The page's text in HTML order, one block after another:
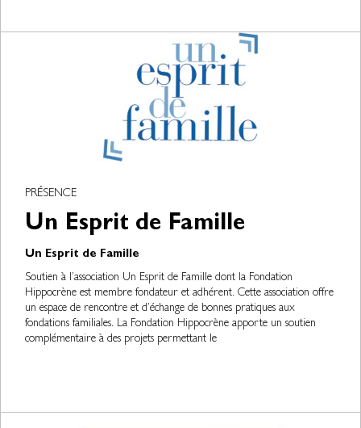
PRÉSENCE
Un Esprit de Famille
Un Esprit de Famille
Soutien à l’association Un Esprit de Famille dont la Fondation
Hippocrène est membre fondateur et adhérent. Cette association offre
un espace de rencontre et d’échange de bonnes pratiques aux
fondations familiales. La Fondation Hippocrène apporte un soutien
complémentaire à des projets permettant le